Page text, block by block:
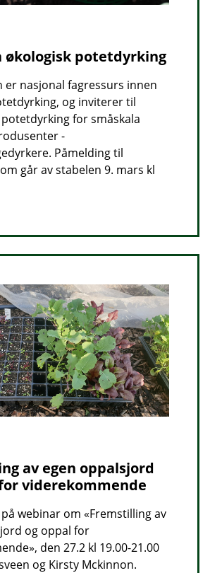
økologisk potetdyrking
er nasjonal fagressurs innen
og inviterer til
for småskala
-
Påmelding til
går av stabelen 9. mars kl
av egen oppalsjord
viderekommende
webinar om «Fremstilling av
og oppal for
den 27.2 kl 19.00-21.00
og Kirsty Mckinnon.